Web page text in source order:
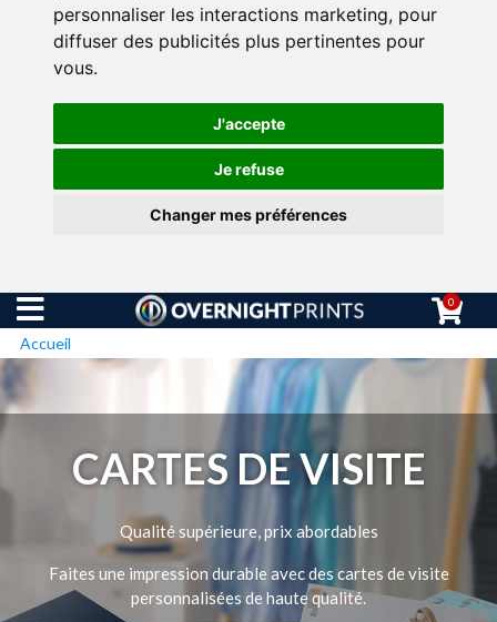
personnaliser les interactions marketing, pour
diffuser des publicités plus pertinentes pour
vous.
J'accepte
Je refuse
Changer mes préférences
0
Accueil
CARTES DE VISITE
Qualité supérieure, prix abordables
Faites une impression durable avec des cartes de visite
personnalisées de haute qualité.